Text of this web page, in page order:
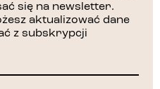
się na newsletter.
aktualizować dane
z subskrypcji